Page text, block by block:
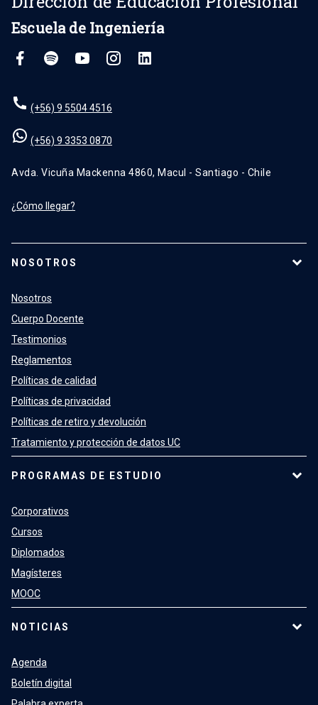
Escuela de Ingeniería
(+56) 9 5504 4516
(+56) 9 3353 0870
Avda. Vicuña Mackenna 4860, Macul - Santiago - Chile
¿Cómo llegar?
NOSOTROS
Nosotros
Cuerpo Docente
Testimonios
Reglamentos
Políticas de calidad
Políticas de privacidad
Políticas de retiro y devolución
Tratamiento y protección de datos UC
PROGRAMAS DE ESTUDIO
Corporativos
Cursos
Diplomados
Magísteres
MOOC
NOTICIAS
Agenda
Boletín digital